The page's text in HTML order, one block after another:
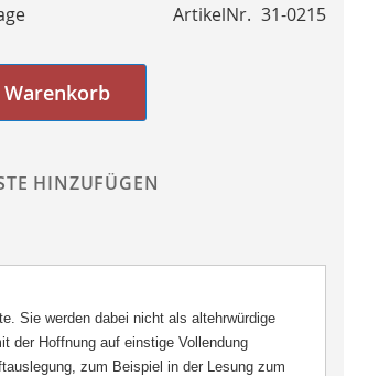
ArtikelNr. 31-0215
HINZUFÜGEN
Sie werden dabei nicht als altehrwürdige
der Hoffnung auf einstige Vollendung
zum Beispiel in der Lesung zum